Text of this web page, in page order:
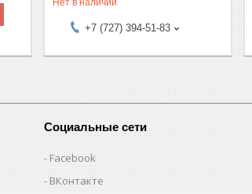
Нет в наличии
+7 (727) 394-51-83
Социальные сети
Facebook
ВКонтакте